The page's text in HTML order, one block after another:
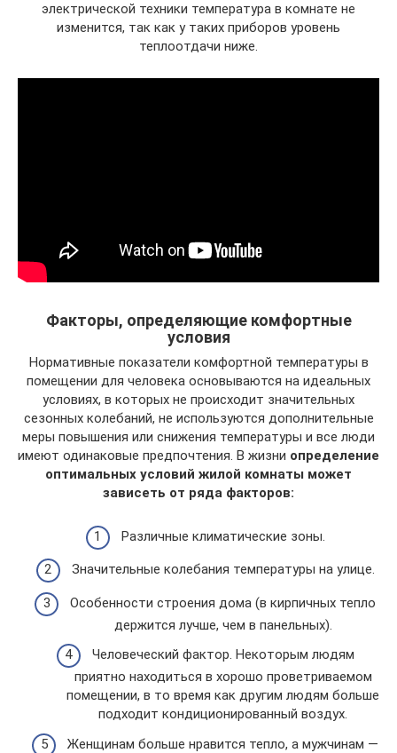
электрической техники температура в комнате не
изменится, так как у таких приборов уровень
теплоотдачи ниже.
Факторы, определяющие комфортные
условия
Нормативные показатели комфортной температуры в
помещении для человека основываются на идеальных
условиях, в которых не происходит значительных
сезонных колебаний, не используются дополнительные
меры повышения или снижения температуры и все люди
имеют одинаковые предпочтения. В жизни определение
оптимальных условий жилой комнаты может
зависеть от ряда факторов:
Различные климатические зоны.
Значительные колебания температуры на улице.
Особенности строения дома (в кирпичных тепло
держится лучше, чем в панельных).
Человеческий фактор. Некоторым людям
приятно находиться в хорошо проветриваемом
помещении, в то время как другим людям больше
подходит кондиционированный воздух.
Женщинам больше нравится тепло, а мужчинам —